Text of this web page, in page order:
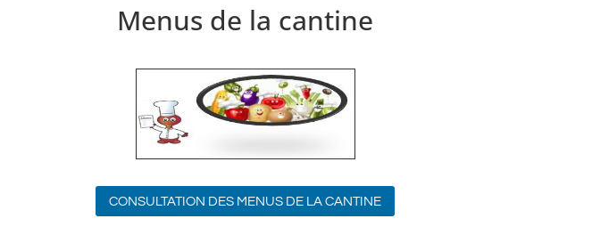
Menus de la cantine
CONSULTATION DES MENUS DE LA CANTINE